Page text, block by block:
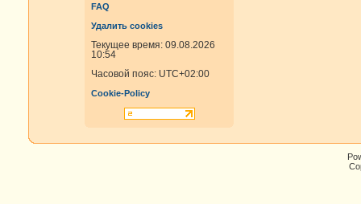
FAQ
Удалить cookies
Текущее время: 09.08.2026
10:54
Часовой пояс: UTC+02:00
Cookie-Policy